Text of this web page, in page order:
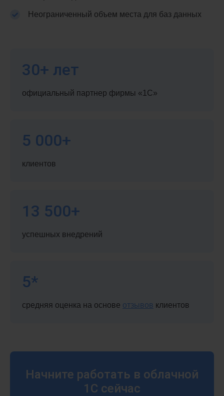
Неограниченный объем места для баз данных
30+ лет
официальный партнер фирмы «1С»
5 000+
клиентов
13 500+
успешных внедрений
5*
средняя оценка на основе отзывов клиентов
Начните работать в облачной
1С сейчас